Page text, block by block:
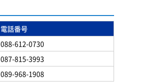
電話番号
088-612-0730
087-815-3993
089-968-1908